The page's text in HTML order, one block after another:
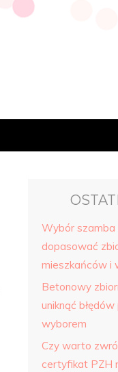
Wybór szamba
dopasować
mieszkańców i
Betonowy
uniknąć
wyborem
Czy warto
certyfikat PZH